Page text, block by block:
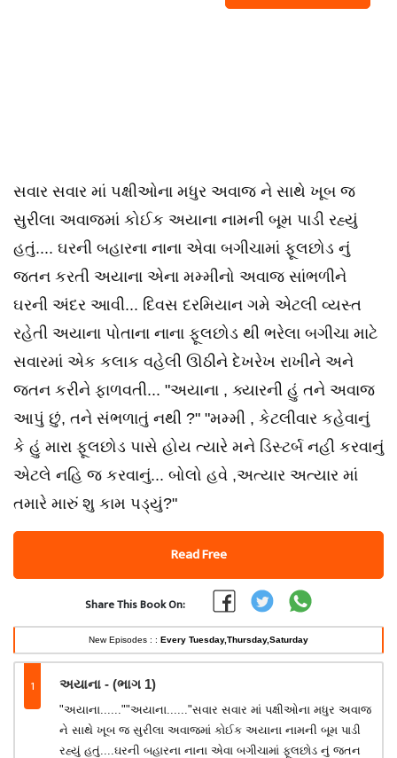
સવાર સવાર માં પક્ષીઓના મધુર અવાજ ને સાથે ખૂબ જ
સુરીલા અવાજમાં કોઈક અયાના નામની બૂમ પાડી રહ્યું
હતું.... ઘરની બહારના નાના એવા બગીચામાં ફૂલછોડ નું
જતન કરતી અયાના એના મમ્મીનો અવાજ સાંભળીને
ઘરની અંદર આવી... દિવસ દરમિયાન ગમે એટલી વ્યસ્ત
રહેતી અયાના પોતાના નાના ફૂલછોડ થી ભરેલા બગીચા માટે
સવારમાં એક કલાક વહેલી ઊઠીને દેખરેખ રાખીને અને
જતન કરીને ફાળવતી... "અયાના , ક્યારની હું તને અવાજ
આપું છું, તને સંભળાતું નથી ?" "મમ્મી , કેટલીવાર કહેવાનું
કે હું મારા ફૂલછોડ પાસે હોય ત્યારે મને ડિસ્ટર્બ નહી કરવાનું
એટલે નહિ જ કરવાનું... બોલો હવે ,અત્યાર અત્યાર માં
તમારે મારું શુ કામ પડ્યું?"
Read Free
Share This Book On:
New Episodes : : Every Tuesday,Thursday,Saturday
1 અયાના - (ભાગ 1)
"અયાના......""અયાના......"સવાર સવાર માં પક્ષીઓના મધુર અવાજ
ને સાથે ખૂબ જ સુરીલા અવાજમાં કોઈક અયાના નામની બૂમ પાડી
રહ્યું હતું....ઘરની બહારના નાના એવા બગીચામાં ફૂલછોડ નું જતન